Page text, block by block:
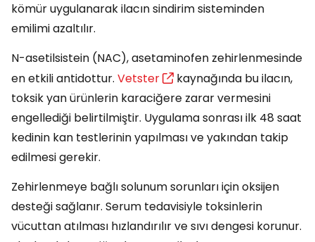
kömür uygulanarak ilacın sindirim sisteminden
emilimi azaltılır.
N-asetilsistein (NAC), asetaminofen zehirlenmesinde
en etkili antidottur. Vetster
kaynağında bu ilacın,
toksik yan ürünlerin karaciğere zarar vermesini
engellediği belirtilmiştir. Uygulama sonrası ilk 48 saat
kedinin kan testlerinin yapılması ve yakından takip
edilmesi gerekir.
Zehirlenmeye bağlı solunum sorunları için oksijen
desteği sağlanır. Serum tedavisiyle toksinlerin
vücuttan atılması hızlandırılır ve sıvı dengesi korunur.